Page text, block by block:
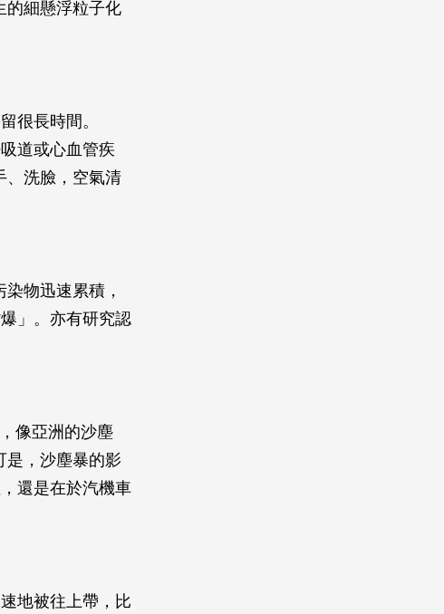
的細懸浮粒子化
很長時間。
道或心血管疾
、洗臉，空氣清
物迅速累積，
」。亦有研究認
像亞洲的沙塵
是，沙塵暴的影
還是在於汽機車
地被往上帶，比